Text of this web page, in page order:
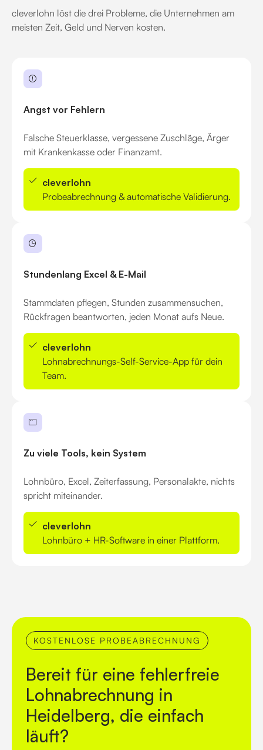
cleverlohn löst die drei Probleme, die Unternehmen am
meisten Zeit, Geld und Nerven kosten.
Angst vor Fehlern
Falsche Steuerklasse, vergessene Zuschläge, Ärger
mit Krankenkasse oder Finanzamt.
cleverlohn
Probeabrechnung & automatische Validierung.
Stundenlang Excel & E-Mail
Stammdaten pflegen, Stunden zusammensuchen,
Rückfragen beantworten, jeden Monat aufs Neue.
cleverlohn
Lohnabrechnungs-Self-Service-App für dein
Team.
Zu viele Tools, kein System
Lohnbüro, Excel, Zeiterfassung, Personalakte, nichts
spricht miteinander.
cleverlohn
Lohnbüro + HR-Software in einer Plattform.
KOSTENLOSE PROBEABRECHNUNG
Bereit für eine fehlerfreie
Lohnabrechnung in
Heidelberg, die einfach
läuft?